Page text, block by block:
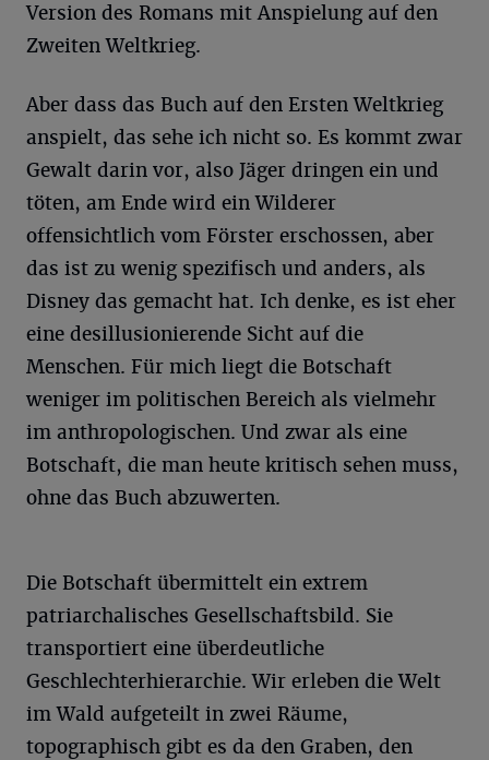
Version des Romans mit Anspielung auf den
Zweiten Weltkrieg.
Aber dass das Buch auf den Ersten Weltkrieg
anspielt, das sehe ich nicht so. Es kommt zwar
Gewalt darin vor, also Jäger dringen ein und
töten, am Ende wird ein Wilderer
offensichtlich vom Förster erschossen, aber
das ist zu wenig spezifisch und anders, als
Disney das gemacht hat. Ich denke, es ist eher
eine desillusionierende Sicht auf die
Menschen. Für mich liegt die Botschaft
weniger im politischen Bereich als vielmehr
im anthropologischen. Und zwar als eine
Botschaft, die man heute kritisch sehen muss,
ohne das Buch abzuwerten.
Die Botschaft übermittelt ein extrem
patriarchalisches Gesellschaftsbild. Sie
transportiert eine überdeutliche
Geschlechterhierarchie. Wir erleben die Welt
im Wald aufgeteilt in zwei Räume,
topographisch gibt es da den Graben, den